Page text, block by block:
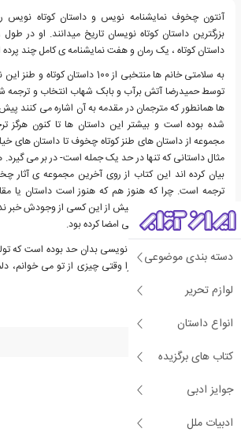
دسته بندی موضوعی
لوازم تحریر
انواع داستان
کتاب های برگزیده
جوایز ادبی
ادبیات ملل
آنتون چخوف نمایشنامه نویس و داستان کوتاه
داستان کوتاه ، یک رمان و هفت نمایشنامه ی کامل چند
به سلامتی خانم ها منتخبی از 100
توسط حمیدرضا آتش برآب و بابک شهاب انتخاب و ترجمه
ها همانطور که مترجمان در مقدمه به آن اشاره می کنند پیش
شده بوده است و بیشتر این داستان ها تا کنون هرگز
مجموعه از داستان های طنز کوتاه چخوف تا داستان های
مثال داستانی که تنها در حد یک جمله است- در بر می
بیان کرده اند این کتاب از روی آخرین مجموعه ی
ترجمه است. چرا که هنوز هم که هنوز است داستان یا
چخوف پیدا می شود که پیش از این کسی از وجودش خبر
با نام های مستعار گوناگونی امضا کرده بود.
مهارت چخوف در داستان نویسی بدان حد بوده است که
نوشته است: "نمیدانم چرا وقتی چیزی از تو می خوانم،
بخوانم."
درباره آنتون چخوف